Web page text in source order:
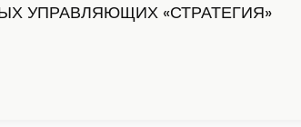
УПРАВЛЯЮЩИХ «СТРАТЕГИЯ»